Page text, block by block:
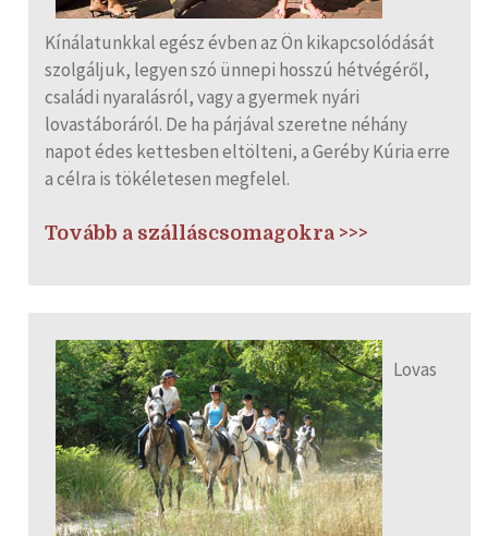
Kínálatunkkal egész évben az Ön kikapcsolódását
szolgáljuk, legyen szó ünnepi hosszú hétvégéről,
családi nyaralásról, vagy a gyermek nyári
lovastáboráról. De ha párjával szeretne néhány
napot édes kettesben eltölteni, a Geréby Kúria erre
a célra is tökéletesen megfelel.
Tovább a szálláscsomagokra >>>
Lovas